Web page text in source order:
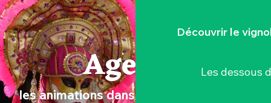
Découvrir le
Les dessous
Agenda
les animations dans le Vignoble Nantais